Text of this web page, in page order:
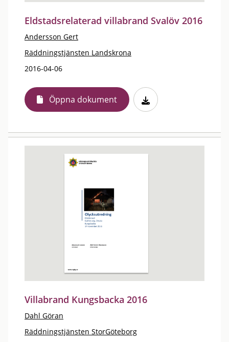
Eldstadsrelaterad villabrand Svalöv 2016
Andersson Gert
Räddningstjänsten Landskrona
2016-04-06
Öppna dokument
Villabrand Kungsbacka 2016
Dahl Göran
Räddningstjänsten StorGöteborg